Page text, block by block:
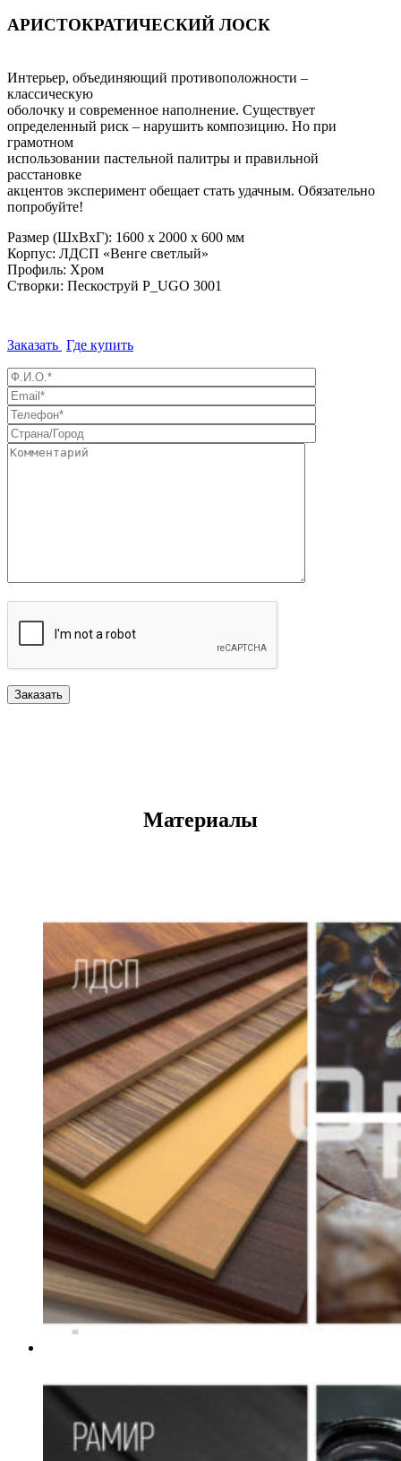
АРИСТОКРАТИЧЕСКИЙ ЛОСК
Интерьер, объединяющий противоположности –
классическую
оболочку и современное наполнение. Существует
определенный риск – нарушить композицию. Но при
грамотном
использовании пастельной палитры и правильной
расстановке
акцентов эксперимент обещает стать удачным. Обязательно
попробуйте!
Размер (ШхВхГ): 1600 х 2000 х 600 мм
Корпус: ЛДСП «Венге светлый»
Профиль: Хром
Створки: Пескоструй P_UGO 3001
Заказать Где купить
Материалы